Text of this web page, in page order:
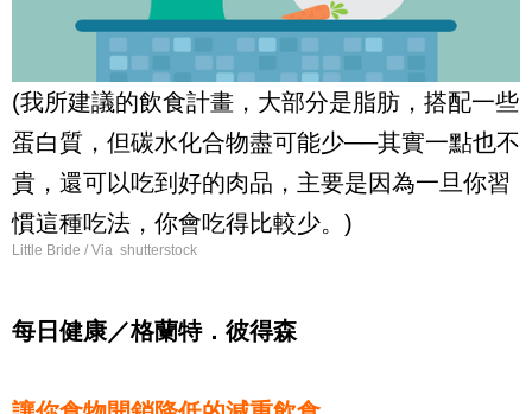
(我所建議的飲食計畫，大部分是脂肪，搭配一些
蛋白質，但碳水化合物盡可能少──其實一點也不
貴，還可以吃到好的肉品，主要是因為一旦你習
慣這種吃法，你會吃得比較少。)
Little Bride / Via shutterstock
每日健康／格蘭特．彼得森